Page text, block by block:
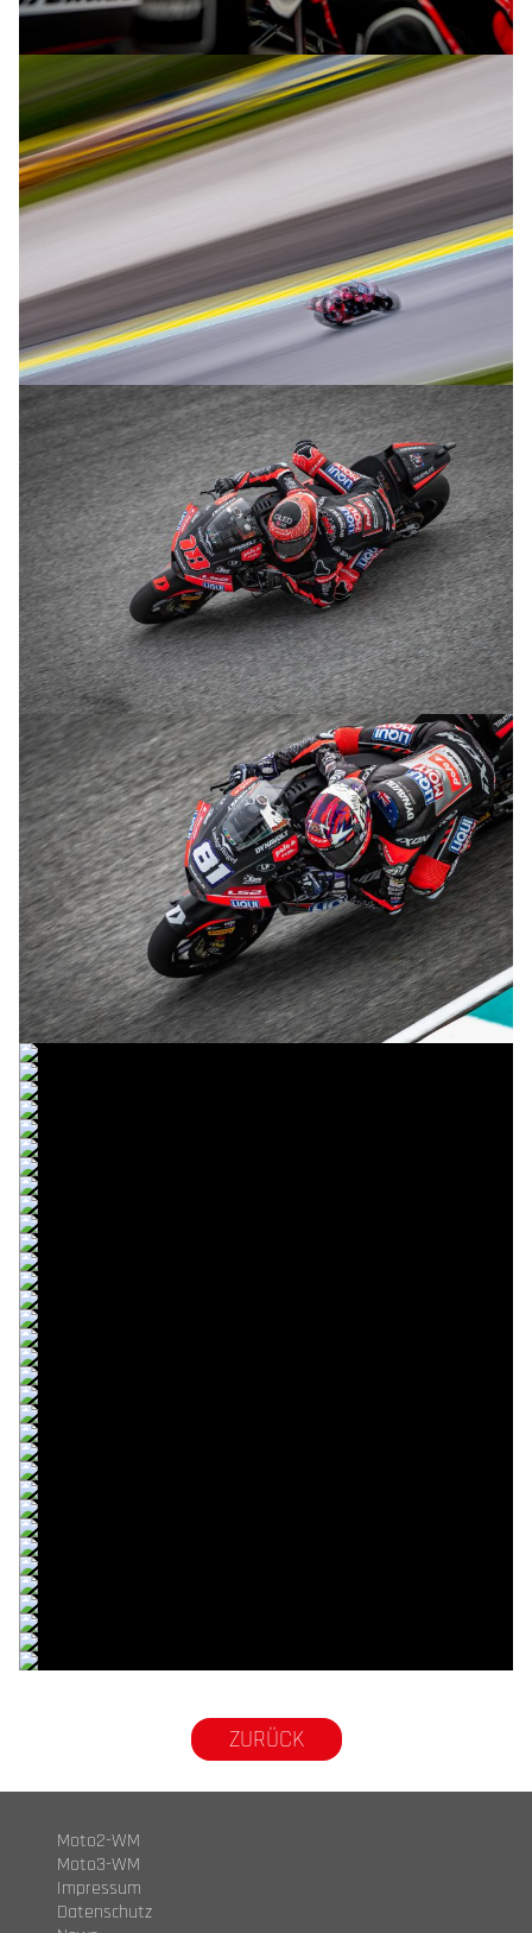
© R.Lekl
© R.Lekl
© R.Lekl
© R.Lekl
© R.Lekl
© R.Lekl
© R.Lekl
© R.Lekl
© R.Lekl
© R.Lekl
© R.Lekl
© R.Lekl
© R.Lekl
© R.Lekl
© R.Lekl
© R.Lekl
© R.Lekl
© R.Lekl
© R.Lekl
© R.Lekl
© R.Lekl
© R.Lekl
© R.Lekl
© R.Lekl
© R.Lekl
© R.Lekl
© R.Lekl
© R.Lekl
© R.Lekl
© R.Lekl
© R.Lekl
© R.Lekl
© R.Lekl
© R.Lekl
© R.Lekl
ZURÜCK
Moto2-WM
Moto3-WM
Impressum
Datenschutz